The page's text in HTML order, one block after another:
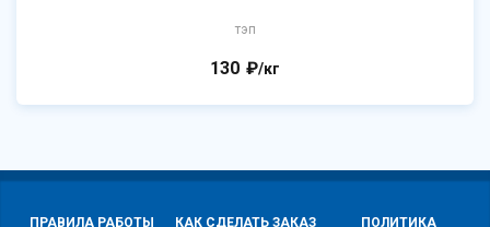
тэп
130 ₽/кг
ПРАВИЛА РАБОТЫ КАК СДЕЛАТЬ ЗАКАЗ
ПОЛИТИКА